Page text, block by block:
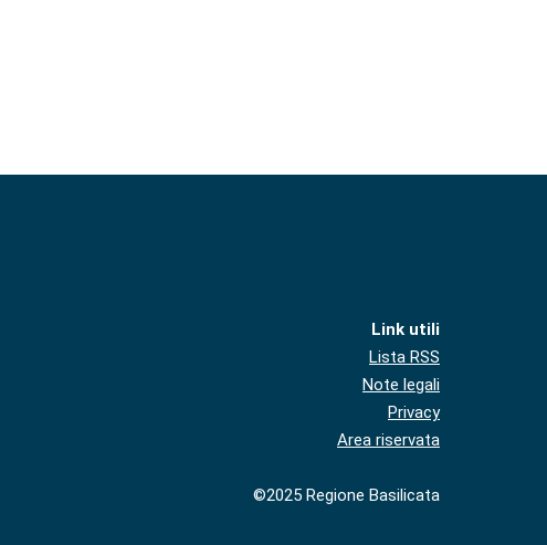
Link utili
Lista RSS
Note legali
Privacy
Area riservata
©2025 Regione Basilicata